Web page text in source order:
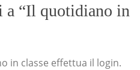
a “Il quotidiano in
in classe effettua il login.